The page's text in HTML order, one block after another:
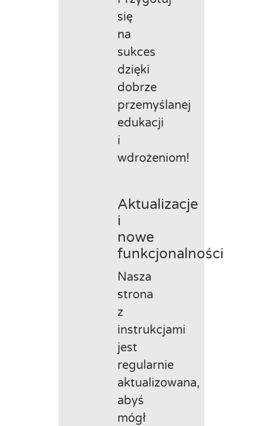
się
na
sukces
dzięki
dobrze
przemyślanej
edukacji
i
wdrożeniom!
Aktualizacje
i
nowe
funkcjonalności
Nasza
strona
z
instrukcjami
jest
regularnie
aktualizowana,
abyś
mógł